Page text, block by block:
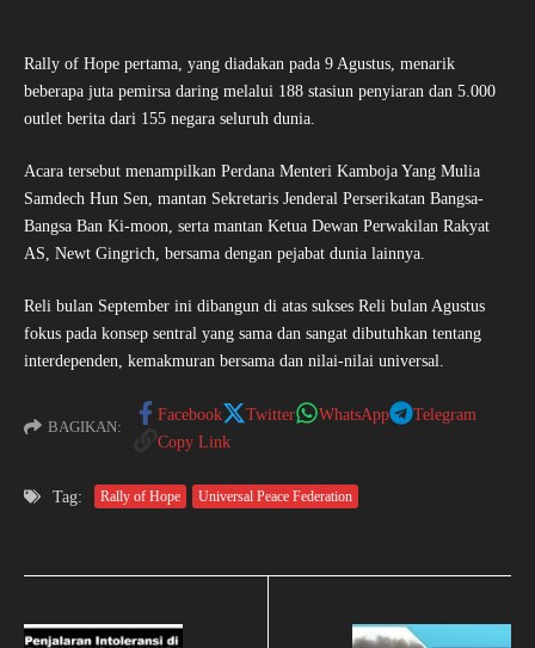
Rally of Hope pertama, yang diadakan pada 9 Agustus, menarik
beberapa juta pemirsa daring melalui 188 stasiun penyiaran dan 5.000
outlet berita dari 155 negara seluruh dunia.
Acara tersebut menampilkan Perdana Menteri Kamboja Yang Mulia
Samdech Hun Sen, mantan Sekretaris Jenderal Perserikatan Bangsa-
Bangsa Ban Ki-moon, serta mantan Ketua Dewan Perwakilan Rakyat
AS, Newt Gingrich, bersama dengan pejabat dunia lainnya.
Reli bulan September ini dibangun di atas sukses Reli bulan Agustus
fokus pada konsep sentral yang sama dan sangat dibutuhkan tentang
interdependen, kemakmuran bersama dan nilai-nilai universal.
BAGIKAN:
Facebook Twitter WhatsApp
Telegram
Copy Link
Tag: Rally of Hope Universal Peace Federation